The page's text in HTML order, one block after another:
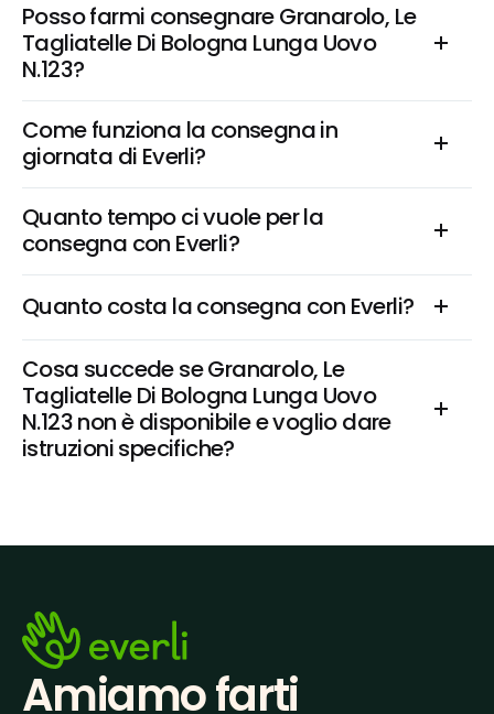
Posso farmi consegnare Granarolo, Le
Tagliatelle Di Bologna Lunga Uovo
N.123?
Come funziona la consegna in
giornata di Everli?
Quanto tempo ci vuole per la
consegna con Everli?
Quanto costa la consegna con Everli?
Cosa succede se Granarolo, Le
Tagliatelle Di Bologna Lunga Uovo
N.123 non è disponibile e voglio dare
istruzioni specifiche?
Amiamo farti